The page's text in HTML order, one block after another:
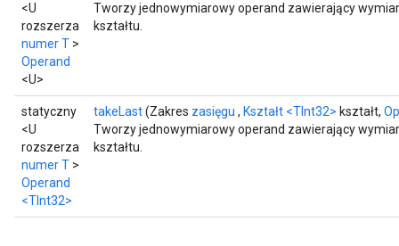
<U
rozszerza
numer T >
Operand
<U>
Tworzy jednowymiarowy operand zawierający
kształtu.
statyczny
<U
rozszerza
numer T >
Operand
<TInt32>
takeLast(Zakres zasięgu , Kształt <TInt32> kształt,
Tworzy jednowymiarowy operand zawierający
kształtu.